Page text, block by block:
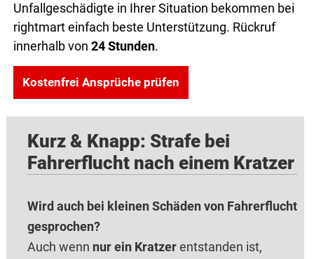
Unfallgeschädigte in Ihrer Situation bekommen bei
rightmart einfach beste Unterstützung. Rückruf
innerhalb von 24 Stunden.
Kostenfrei Ansprüche prüfen
Kurz & Knapp: Strafe bei
Fahrerflucht nach einem Kratzer
Wird auch bei kleinen Schäden von Fahrerflucht
gesprochen?
Auch wenn nur ein Kratzerentstanden ist,